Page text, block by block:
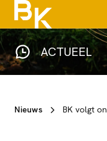
ACTUEEL
Nieuws